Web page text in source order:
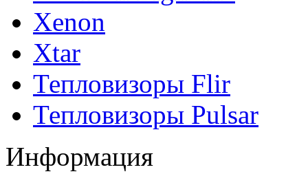
Xenon
Xtar
Тепловизоры Flir
Тепловизоры Pulsar
Информация